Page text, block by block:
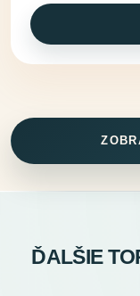
ĎALŠIE